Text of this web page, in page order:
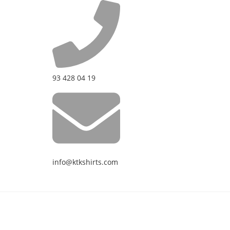
93 428 04 19
info@ktkshirts.com